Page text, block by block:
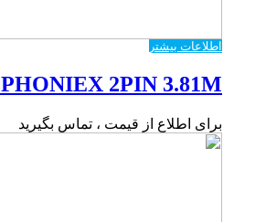
اطلاعات بیشتر
PHONIEX 2PIN 3.81M ماده و نر رایت
برای اطلاع از قیمت ، تماس بگیرید